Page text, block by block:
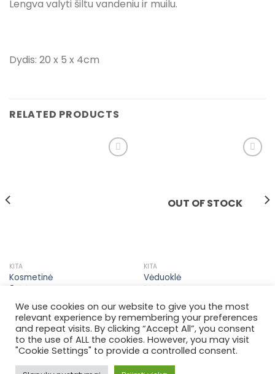
Lengva valyti šiltu vandeniu ir muilu.
Dydis: 20 x 5 x 4cm
RELATED PRODUCTS
KITA
Kosmetinė
8,00
OUT OF STOCK
KITA
Vėduoklė
10,00
PRISTATYMO INFORMACIJA
GRĄŽINIMO POLITIKA
PRIVATUMO POLITIKA
We use cookies on our website to give you the most
relevant experience by remembering your preferences
and repeat visits. By clicking “Accept All”, you consent
to the use of ALL the cookies. However, you may visit
"Cookie Settings" to provide a controlled consent.